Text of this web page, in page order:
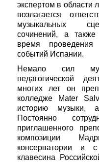
экспертом в области
возлагается
музыкальных
сочинений, а
время проведения
событий Испании.
Немало сил
педагогической
многих лет он
колледже Mater
историю музыки,
Постоянно
приглашенного
композиции
консерватории и
клавесина